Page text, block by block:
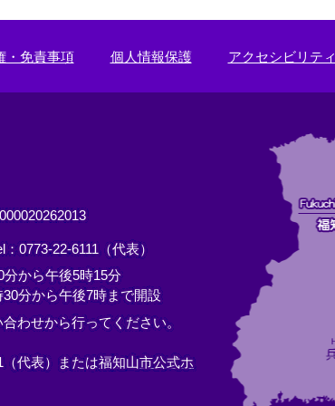
・免責事項 個人情報保護 アクセシビリティ
：0773-22-6111（代表）
から午後5時15分
分から午後7時まで開設
わせから行ってください。
代表）または福知山市公式ホ